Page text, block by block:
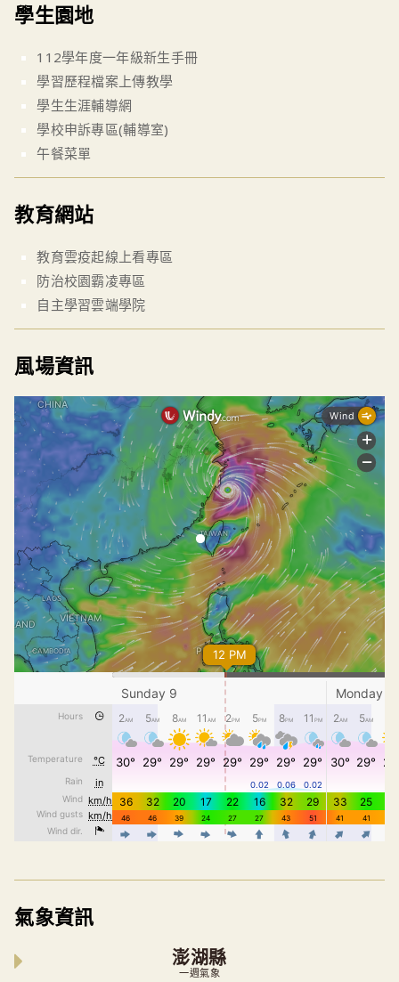
學生園地
112學年度一年級新生手冊
學習歷程檔案上傳教學
學生生涯輔導網
學校申訴專區(輔導室)
午餐菜單
教育網站
教育雲疫起線上看專區
防治校園霸凌專區
自主學習雲端學院
風場資訊
氣象資訊
澎湖縣
一週氣象